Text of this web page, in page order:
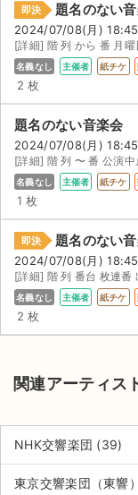
即決 題名のない
2024/07/08(月) 18:45
[詳細] 階 列 から 番 月
名義なし 主催者 紙チケ
2 枚
題名のない音楽会
2024/07/08(月) 18:45
名義なし 主催者 紙チケ
1 枚
即決 題名のない
2024/07/08(月) 18:45
名義なし 主催者 紙チケ
2 枚
関連アーティス
NHK交響楽団 (39)
東京交響楽団（東響